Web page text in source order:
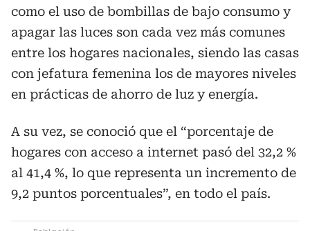
como el uso de bombillas de bajo consumo y
apagar las luces son cada vez más comunes
entre los hogares nacionales, siendo las casas
con jefatura femenina los de mayores niveles
en prácticas de ahorro de luz y energía.
A su vez, se conoció que el “porcentaje de
hogares con acceso a internet pasó del 32,2 %
al 41,4 %, lo que representa un incremento de
9,2 puntos porcentuales”, en todo el país.